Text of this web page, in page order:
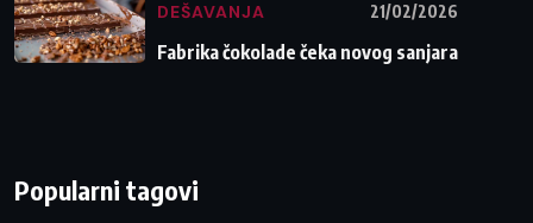
DEŠAVANJA
21/02/2026
Fabrika čokolade čeka novog sanjara
Popularni tagovi